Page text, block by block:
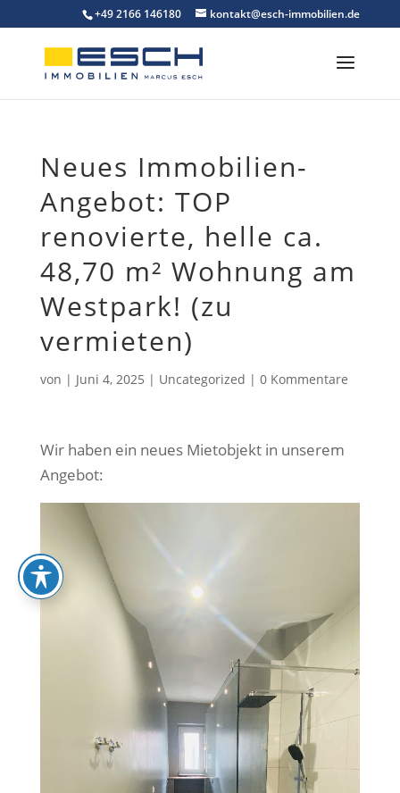
to
content
+49 2166 146180 kontakt@esch-immobilien.de
Neues Immobilien-
Angebot: TOP
renovierte, helle ca.
48,70 m² Wohnung am
Westpark! (zu
vermieten)
von | Juni 4, 2025 | Uncategorized | 0 Kommentare
Wir haben ein neues Mietobjekt in unserem
Angebot: